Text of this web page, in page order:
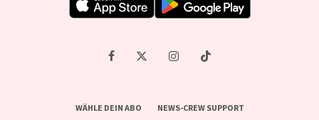
WÄHLE DEIN ABO NEWS-CREW SUPPORT